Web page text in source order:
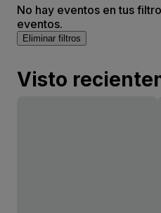
No hay eventos en tus
eventos.
Eliminar filtros
Visto